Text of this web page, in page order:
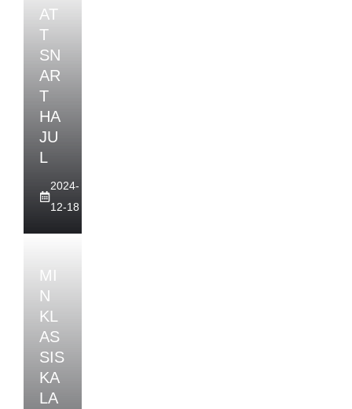
AT
T
SN
AR
T
HA
JU
L
2024-
12-18
MI
N
KL
AS
SIS
KA
LA